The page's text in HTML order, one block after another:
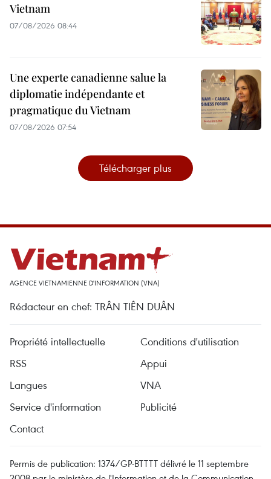
Vietnam
07/08/2026 08:44
Une experte canadienne salue la
diplomatie indépendante et
pragmatique du Vietnam
07/08/2026 07:54
Télécharger plus
AGENCE VIETNAMIENNE D'INFORMATION (VNA)
Rédacteur en chef: TRÂN TIÊN DUÂN
Propriété intellectuelle
Conditions d'utilisation
RSS
Appui
Langues
VNA
Service d'information
Publicité
Contact
Permis de publication: 1374/GP-BTTTT délivré le 11 septembre